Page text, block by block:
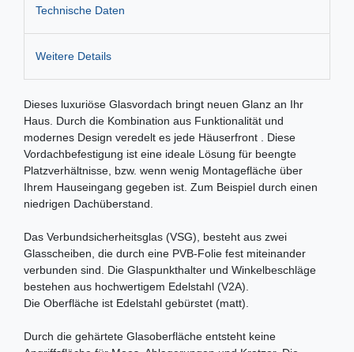
Technische Daten
Weitere Details
Dieses luxuriöse Glasvordach bringt neuen Glanz an Ihr
Haus. Durch die Kombination aus Funktionalität und
modernes Design veredelt es jede Häuserfront . Diese
Vordachbefestigung ist eine ideale Lösung für beengte
Platzverhältnisse, bzw. wenn wenig Montagefläche über
Ihrem Hauseingang gegeben ist. Zum Beispiel durch einen
niedrigen Dachüberstand.
Das Verbundsicherheitsglas (VSG), besteht aus zwei
Glasscheiben, die durch eine PVB-Folie fest miteinander
verbunden sind. Die Glaspunkthalter und Winkelbeschläge
bestehen aus hochwertigem Edelstahl (V2A).
Die Oberfläche ist Edelstahl gebürstet (matt).
Durch die gehärtete Glasoberfläche entsteht keine